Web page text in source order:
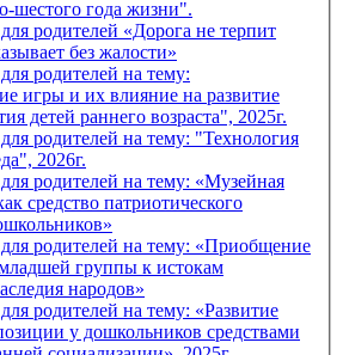
шестого года жизни".
родителей «Дорога не терпит
без жалости»
родителей на тему:
игры и их влияние на развитие
детей раннего возраста", 2025г.
родителей на тему: "Технология
2026г.
родителей на тему: «Музейная
средство патриотического
родителей на тему: «Приобщение
группы к истокам
народов»
родителей на тему: «Развитие
у дошкольников средствами